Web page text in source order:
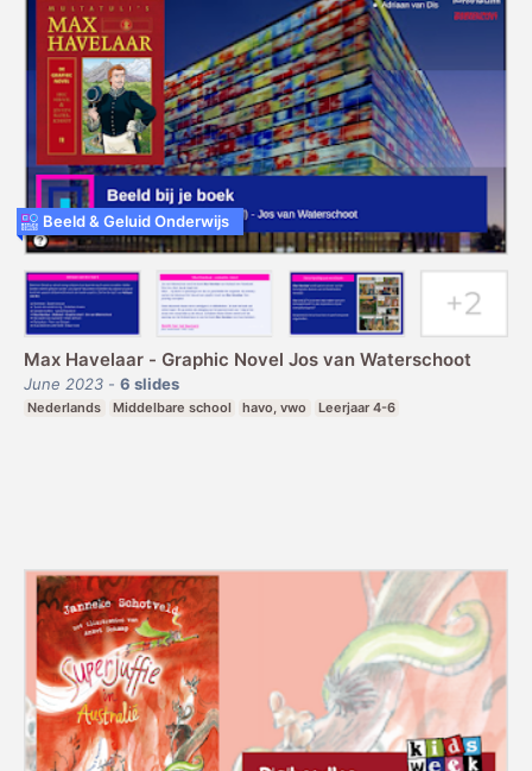
Max Havelaar - Graphic Novel Jos van Waterschoot
June 2023 - 6 slides
Nederlands Middelbare school havo, vwo Leerjaar 4-6
Beeld & Geluid Onderwijs